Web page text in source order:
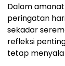
Dalam
peringatan
sekadar
refleksi
tetap menyala